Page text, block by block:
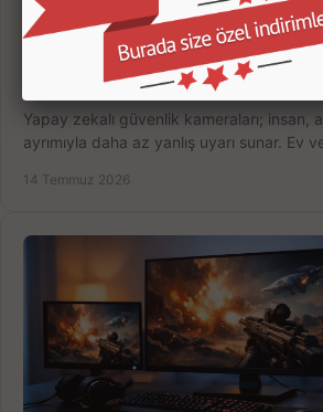
Yapay Zekalı Güvenlik
Yapay zekalı güvenlik kameraları; insan,
ayrımıyla daha az yanlış uyarı sunar. Ev
14 Temmuz 2026